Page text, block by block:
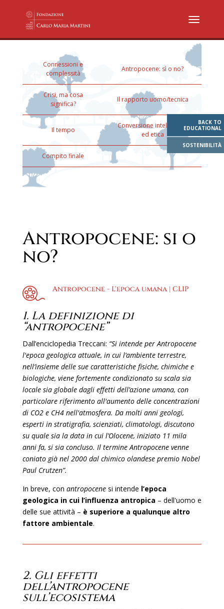
BACK TO
EDUCATIONAL
SOSTENIBILITÀ
Connessioni e
complessità
Antropocene: sì o no?
Crisi, ma cosa
significa?
Il rapporto uomo/tecnica
Il tempo
Conversione intellettuale
ed etica
Compito finale
Antropocene: si o
no?
Antropocene - L'epoca umana | CLIP
1. La definizione di
“antropocene”
Dall’enciclopedia Treccani: “Si intende per Antropocene
l'epoca geologica attuale, in cui l’ambiente terrestre,
nell’insieme delle sue caratteristiche fisiche, chimiche e
biologiche, viene fortemente condizionato su scala sia
locale sia globale dagli effetti dell’azione umana, con
particolare riferimento all'aumento delle concentrazioni
di CO2 e CH4 nell'atmosfera. Da molti anni geologi,
esperti in stratigrafia, scienziati, climatologi, discutono
su quale sia la data in cui l’Olocene, iniziato 11 mila
anni fa, si sia concluso. Il termine Antropocene venne
coniato già nel 2000 dal chimico olandese premio Nobel
Paul Crutzen”.
In breve, con antropocenesi intende l’epoca
geologica in cui l’influenza antropica – dell'uomo e
delle sue attività – è superiore a qualunque altro
fattore ambientale.
2. Gli effetti
dell’antropocene
sull’ecosistema